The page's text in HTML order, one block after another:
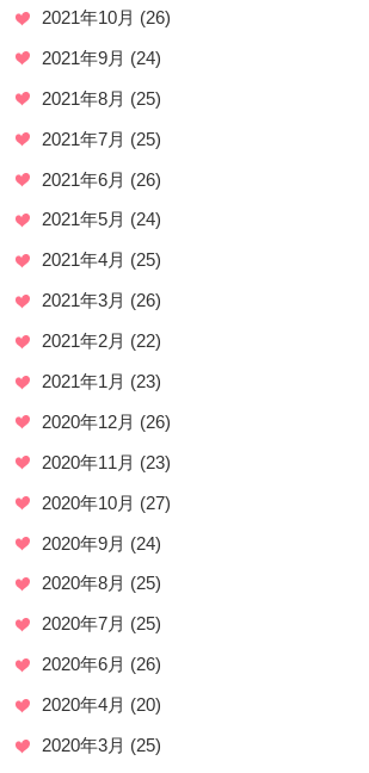
2021年10月 (26)
2021年9月 (24)
2021年8月 (25)
2021年7月 (25)
2021年6月 (26)
2021年5月 (24)
2021年4月 (25)
2021年3月 (26)
2021年2月 (22)
2021年1月 (23)
2020年12月 (26)
2020年11月 (23)
2020年10月 (27)
2020年9月 (24)
2020年8月 (25)
2020年7月 (25)
2020年6月 (26)
2020年4月 (20)
2020年3月 (25)